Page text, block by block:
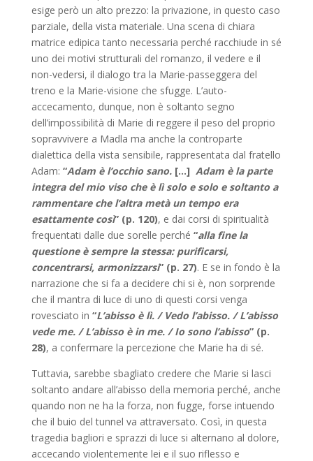
esige però un alto prezzo: la privazione, in questo caso
parziale, della vista materiale. Una scena di chiara
matrice edipica tanto necessaria perché racchiude in sé
uno dei motivi strutturali del romanzo, il vedere e il
non-vedersi, il dialogo tra la Marie-passeggera del
treno e la Marie-visione che sfugge. L’auto-
accecamento, dunque, non è soltanto segno
dell’impossibilità di Marie di reggere il peso del proprio
sopravvivere a Madla ma anche la controparte
dialettica della vista sensibile, rappresentata dal fratello
Adam: “Adam è l’occhio sano. […] Adam è la parte
integra del mio viso che è lì solo e solo e soltanto a
rammentare che l’altra metà un tempo era
esattamente così” (p. 120), e dai corsi di spiritualità
frequentati dalle due sorelle perché “alla fine la
questione è sempre la stessa: purificarsi,
concentrarsi, armonizzarsi” (p. 27). E se in fondo è la
narrazione che si fa a decidere chi si è, non sorprende
che il mantra di luce di uno di questi corsi venga
rovesciato in “L’abisso è lì. / Vedo l’abisso. / L’abisso
vede me. / L’abisso è in me. / Io sono l’abisso” (p.
28), a confermare la percezione che Marie ha di sé.
Tuttavia, sarebbe sbagliato credere che Marie si lasci
soltanto andare all’abisso della memoria perché, anche
quando non ne ha la forza, non fugge, forse intuendo
che il buio del tunnel va attraversato. Così, in questa
tragedia bagliori e sprazzi di luce si alternano al dolore,
accecando violentemente lei e il suo riflesso e